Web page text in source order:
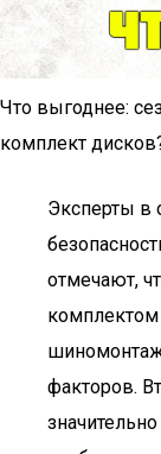
Что выгоднее:
комплект
Эксперты в
отмечают,
факторов.